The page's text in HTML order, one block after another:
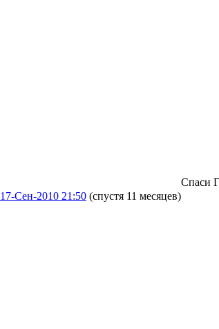
17-Сен-2010 21:50 (спустя 11 месяцев)
Спаси